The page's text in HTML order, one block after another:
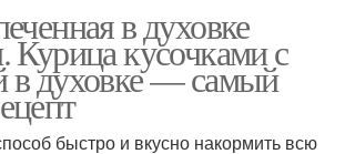
в духовке
Курица кусочками с
в духовке — самый
быстро и вкусно накормить всю